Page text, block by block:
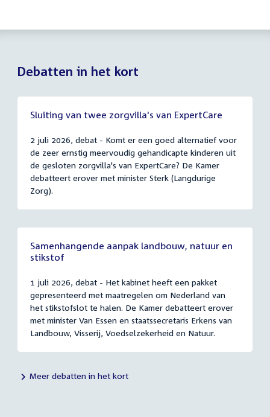
Debatten in het kort
Sluiting van twee zorgvilla's van ExpertCare
2 juli 2026, debat - Komt er een goed alternatief voor
de zeer ernstig meervoudig gehandicapte kinderen uit
de gesloten zorgvilla's van ExpertCare? De Kamer
debatteert erover met minister Sterk (Langdurige
Zorg).
Samenhangende aanpak landbouw, natuur en
stikstof
1 juli 2026, debat - Het kabinet heeft een pakket
gepresenteerd met maatregelen om Nederland van
het stikstofslot te halen. De Kamer debatteert erover
met minister Van Essen en staatssecretaris Erkens van
Landbouw, Visserij, Voedselzekerheid en Natuur.
Meer debatten in het kort